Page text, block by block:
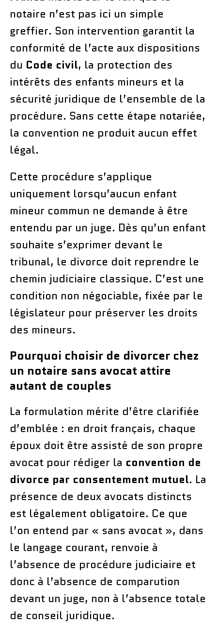
notaire n’est pas ici un simple
greffier. Son intervention garantit la
conformité de l’acte aux dispositions
du Code civil, la protection des
intérêts des enfants mineurs et la
sécurité juridique de l’ensemble de la
procédure. Sans cette étape notariée,
la convention ne produit aucun effet
légal.
Cette procédure s’applique
uniquement lorsqu’aucun enfant
mineur commun ne demande à être
entendu par un juge. Dès qu’un enfant
souhaite s’exprimer devant le
tribunal, le divorce doit reprendre le
chemin judiciaire classique. C’est une
condition non négociable, fixée par le
législateur pour préserver les droits
des mineurs.
Pourquoi choisir de divorcer chez
un notaire sans avocat attire
autant de couples
La formulation mérite d’être clarifiée
d’emblée : en droit français, chaque
époux doit être assisté de son propre
avocat pour rédiger la convention de
divorce par consentement mutuel. La
présence de deux avocats distincts
est légalement obligatoire. Ce que
l’on entend par « sans avocat », dans
le langage courant, renvoie à
l’absence de procédure judiciaire et
donc à l’absence de comparution
devant un juge, non à l’absence totale
de conseil juridique.